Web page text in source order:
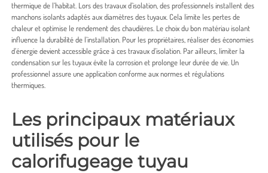
thermique de l’habitat. Lors des travaux d’isolation, des professionnels installent des
manchons isolants adaptés aux diamètres des tuyaux. Cela limite les pertes de
chaleur et optimise le rendement des chaudières. Le choix du bon matériau isolant
influence la durabilité de l’installation. Pour les propriétaires, réaliser des économies
d’énergie devient accessible grâce à ces travaux d’isolation. Par ailleurs, limiter la
condensation sur les tuyaux évite la corrosion et prolonge leur durée de vie. Un
professionnel assure une application conforme aux normes et régulations
thermiques.
Les principaux matériaux
utilisés pour le
calorifugeage tuyau